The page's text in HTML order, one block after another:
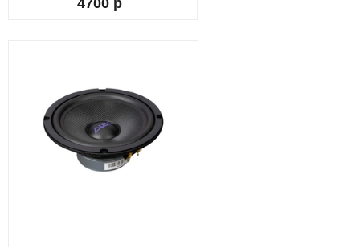
4700 р